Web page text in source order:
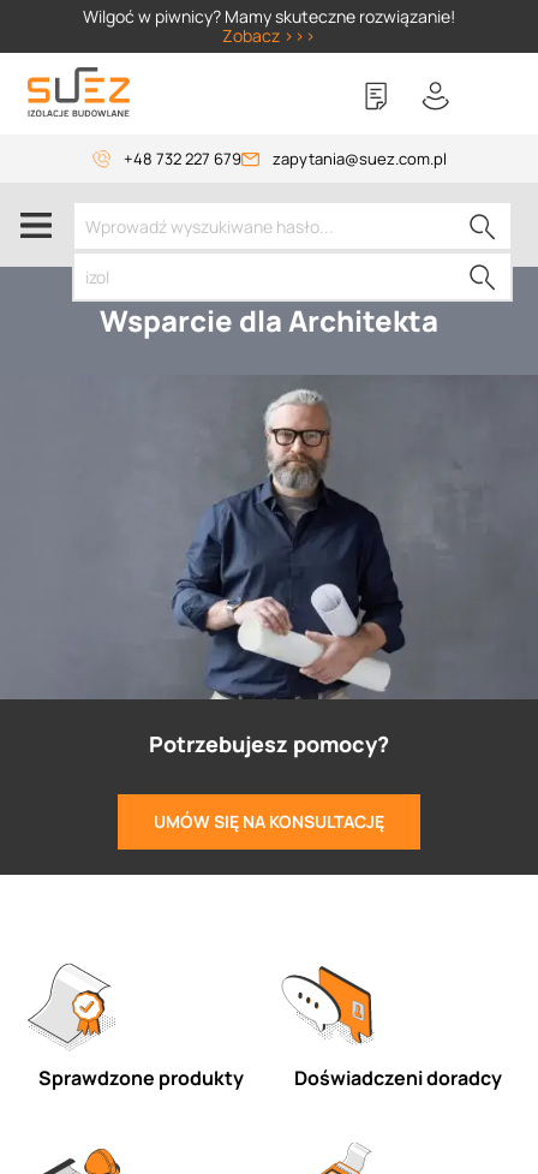
Wilgoć w piwnicy? Mamy skuteczne rozwiązanie!
Zobacz >>>
+48 732 227 679 zapytania@suez.com.pl
Wsparcie dla Architekta
Potrzebujesz pomocy?
UMÓW SIĘ NA KONSULTACJĘ
Sprawdzone produkty Doświadczeni doradcy